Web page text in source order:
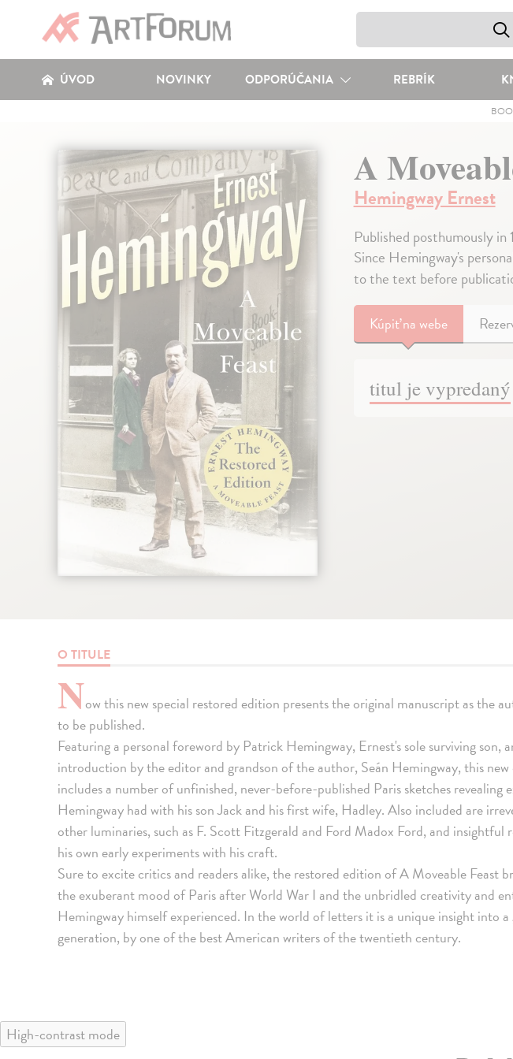
ÚVOD NOVINKY ODPORÚČANIA REBRÍK
A
Hemingway Ernest
Published posthumously
Since Hemingway's
to the text before
Kúpiťna webe
titul je vypredaný
O TITULE
Now this new special restored edition presents the original manuscript as the
to be published.
Featuring a personal foreword by Patrick Hemingway, Ernest's sole surviving son,
introduction by the editor and grandson of the author, Seán Hemingway, this new
includes a number of unfinished, never-before-published Paris sketches revealing
Hemingway had with his son Jack and his first wife, Hadley. Also included are
other luminaries, such as F. Scott Fitzgerald and Ford Madox Ford, and insightful
his own early experiments with his craft.
Sure to excite critics and readers alike, the restored edition of A Moveable Feast
the exuberant mood of Paris after World War I and the unbridled creativity and
Hemingway himself experienced. In the world of letters it is a unique insight into
generation, by one of the best American writers of the twentieth century.
High-contrast mode